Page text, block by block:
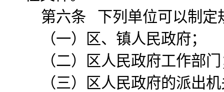
第六条 下列单位可以制定
（一）区、镇人民政府；
（二）区人民政府工作部
（三）区人民政府的派出